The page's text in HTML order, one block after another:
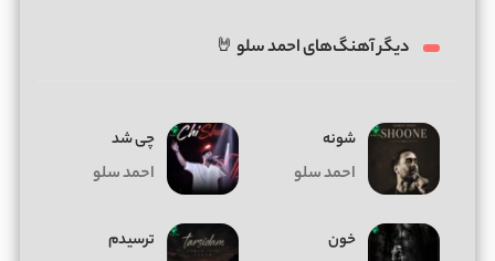
دیگر آهنگ‌های احمد سلو 🤘
شونه
احمد سلو
چی شد
احمد سلو
خون ترسیدم